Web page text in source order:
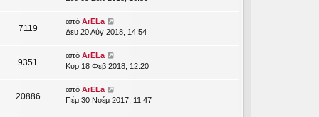
7119
από ArELa
Δευ 20 Αύγ 2018, 14:54
9351
από ArELa
Κυρ 18 Φεβ 2018, 12:20
20886
από ArELa
Πέμ 30 Νοέμ 2017, 11:47